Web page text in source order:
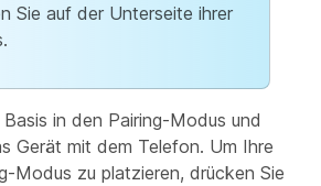
Sie auf der Unterseite ihrer
in den Pairing-Modus und
Gerät mit dem Telefon. Um Ihre
Modus zu platzieren, drücken Sie